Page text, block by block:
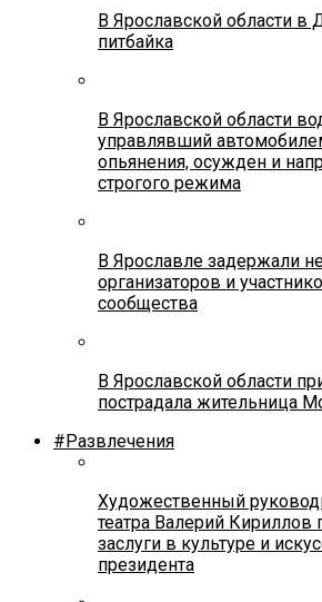
В Ярославской области в
питбайка
В Ярославской области
управлявший
опьянения, осужден и
строгого режима
В Ярославле задержали
организаторов и
сообщества
В Ярославской области
пострадала жительница
#Развлечения
Художественный
театра Валерий Кириллов
заслуги в культуре и
президента